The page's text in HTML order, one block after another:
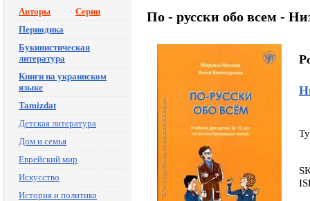
Авторы
Серии
Периодика
Букинистическая
литература
Книги на украинском
языке
Tamizdat
Детская литература
Дом и семья
Еврейский мир
Искусство
История и политика
По - русски обо всем -